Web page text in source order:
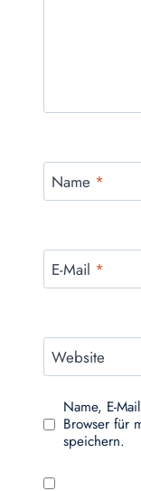
Name *
E-Mail *
Website
Name, E-
Browser für
speichern.